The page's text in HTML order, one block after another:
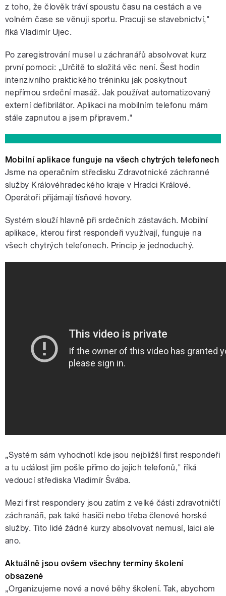
z toho, že člověk tráví spoustu času na cestách a ve
volném čase se věnuji sportu. Pracuji se stavebnictví,"
říká Vladimír Ujec.
Po zaregistrování musel u záchranářů absolvovat kurz
první pomoci: „Určitě to složitá věc není. Šest hodin
intenzivního praktického tréninku jak poskytnout
nepřímou srdeční masáž. Jak používat automatizovaný
externí defibrilátor. Aplikaci na mobilním telefonu mám
stále zapnutou a jsem připravem."
Mobilní aplikace funguje na všech chytrých telefonech
Jsme na operačním středisku Zdravotnické záchranné
služby Královéhradeckého kraje v Hradci Králové.
Operátoři přijámají tísňové hovory.
Systém slouží hlavně při srdečních zástavách. Mobilní
aplikace, kterou first respondeři využívají, funguje na
všech chytrých telefonech. Princip je jednoduchý.
„Systém sám vyhodnotí kde jsou nejbližší first respondeři
a tu událost jim pošle přímo do jejich telefonů," říká
vedoucí střediska Vladimír Švába.
Mezi first respondery jsou zatím z velké části zdravotničtí
záchranáři, pak také hasiči nebo třeba členové horské
služby. Tito lidé žádné kurzy absolvovat nemusí, laici ale
ano.
Aktuálně jsou ovšem všechny termíny školení
obsazené
„Organizujeme nové a nové běhy školení. Tak, abychom